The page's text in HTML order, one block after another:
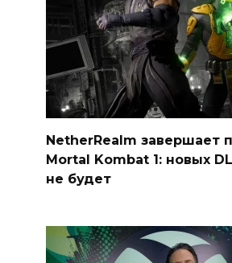
NetherRealm завершает
Mortal Kombat 1: новых
не будет